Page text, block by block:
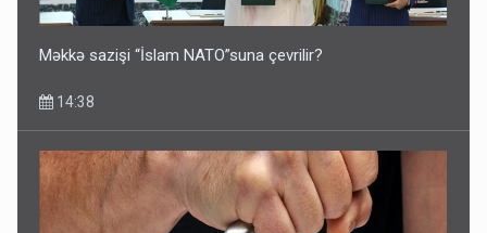
13:58
Məkkə sazişi “İslam NATO”suna çevrilir?
14:38